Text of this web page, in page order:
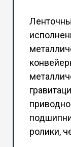
ролики,